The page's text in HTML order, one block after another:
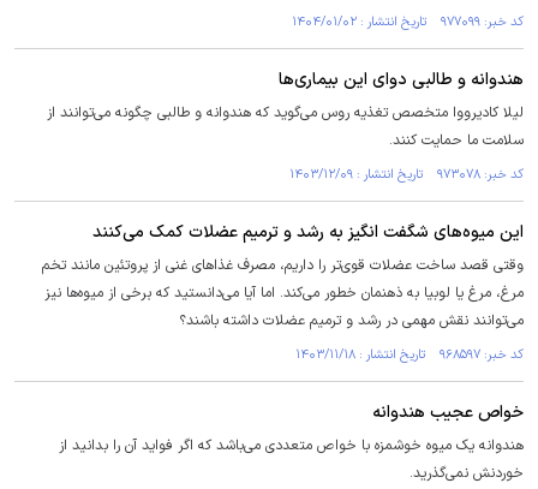
کد خبر: ۹۷۷۰۹۹ تاریخ انتشار : ۱۴۰۴/۰۱/۰۲
هندوانه و طالبی دوای این بیماری‌ها
لیلا کادیرووا متخصص تغذیه روس می‌گوید که هندوانه و طالبی چگونه می‌توانند از
سلامت ما حمایت کنند.
کد خبر: ۹۷۳۰۷۸ تاریخ انتشار : ۱۴۰۳/۱۲/۰۹
این میوه‌های شگفت انگیز به رشد و ترمیم عضلات کمک می‌کنند
وقتی قصد ساخت عضلات قوی‌تر را داریم، مصرف غذا‌های غنی از پروتئین مانند تخم
مرغ، مرغ یا لوبیا به ذهنمان خطور می‌کند. اما آیا می‌دانستید که برخی از میوه‌ها نیز
می‌توانند نقش مهمی در رشد و ترمیم عضلات داشته باشند؟
کد خبر: ۹۶۸۵۹۷ تاریخ انتشار : ۱۴۰۳/۱۱/۱۸
خواص عجیب هندوانه
هندوانه یک میوه خوشمزه با خواص متعددی می‌باشد که اگر فواید آن را بدانید از
خوردنش نمی‌گذرید.